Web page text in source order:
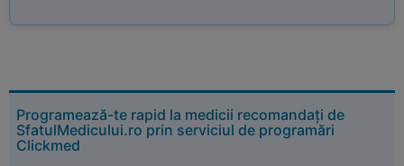
Programează-te rapid la medicii recomandați de
SfatulMedicului.ro prin serviciul de programări
Clickmed